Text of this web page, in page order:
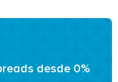
desde 0%